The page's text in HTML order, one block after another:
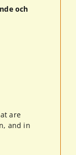
och
are
and in